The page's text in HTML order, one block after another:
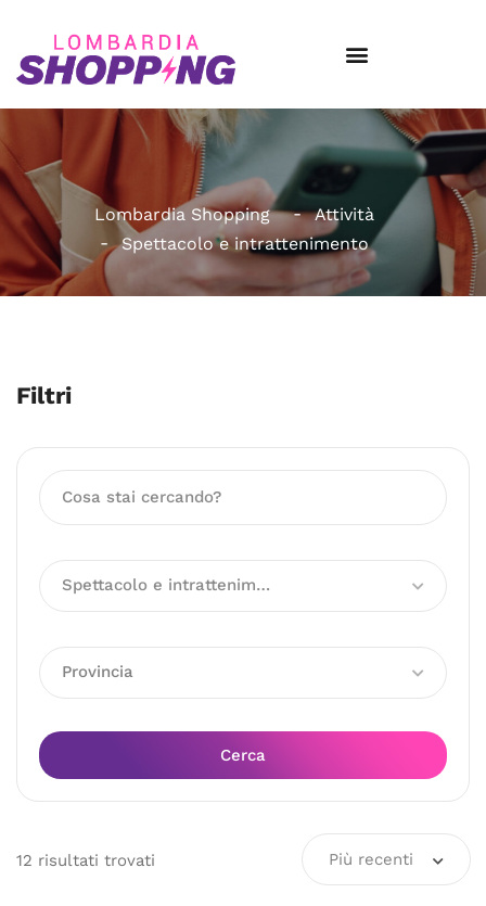
Lombardia Shopping
Attività
Spettacolo e intrattenimento
Filtri
Spettacolo e intrattenimento
Provincia
Cerca
12 risultati trovati Più recenti